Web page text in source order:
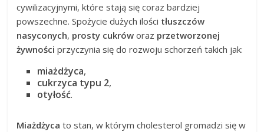
cywilizacyjnymi, które stają się coraz bardziej
powszechne. Spożycie dużych ilości tłuszczów
nasyconych, prosty cukrów oraz przetworzonej
żywności przyczynia się do rozwoju schorzeń takich jak:
miażdżyca,
cukrzyca typu 2,
otyłość.
Miażdżyca to stan, w którym cholesterol gromadzi się w